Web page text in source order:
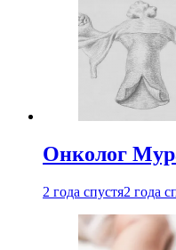
Онколог
2 года спустя2 года